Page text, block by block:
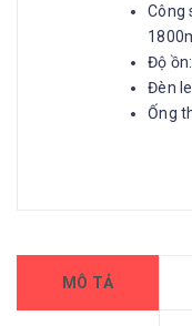
Công
Độ
Đèn
Ống
MÔ TẢ